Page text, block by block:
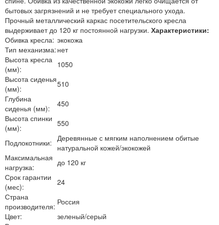
бытовых загрязнений и не требует специального ухода.
Прочный металлический каркас посетительского кресла
выдерживает до 120 кг постоянной нагрузки. Характеристики:
Обивка кресла: экокожа
Тип механизма: нет
Высота кресла
(мм):
1050
Высота сиденья
(мм):
510
Глубина
сиденья (мм):
450
Высота спинки
(мм):
550
Подлокотники: Деревянные с мягким наполнением обитые
натуральной кожей/экокожей
Максимальная
нагрузка:
до 120 кг
Срок гарантии
(мес):
24
Страна
производителя: Россия
Цвет:
зеленый/серый